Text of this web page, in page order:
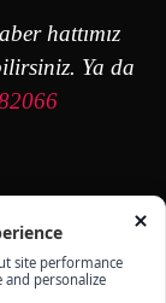
hattımız
Ya da
wa.me/